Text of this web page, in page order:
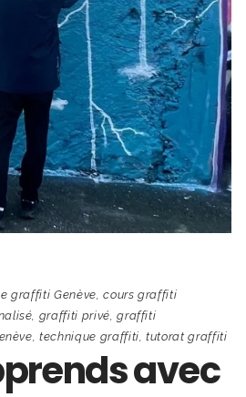
graffiti Genève ,cours graffiti
graffiti privé ,graffiti
,technique graffiti ,tutorat graffiti
avec